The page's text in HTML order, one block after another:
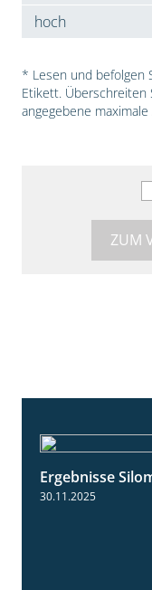
hoch
* Lesen und befolgen
Etikett. Überschreiten
angegebene
ZUM
Ergebnisse
30.11.2025